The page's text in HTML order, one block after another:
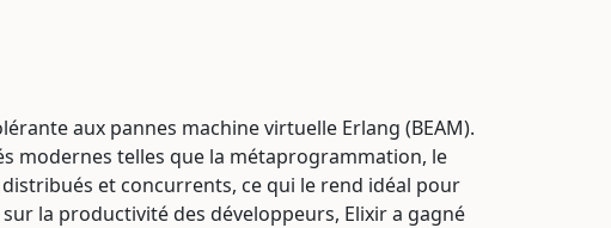
aux pannes machine virtuelle Erlang (BEAM).
modernes telles que la métaprogrammation, le
et concurrents, ce qui le rend idéal pour
la productivité des développeurs, Elixir a gagné